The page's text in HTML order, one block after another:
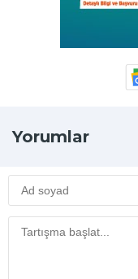
Yorumlar